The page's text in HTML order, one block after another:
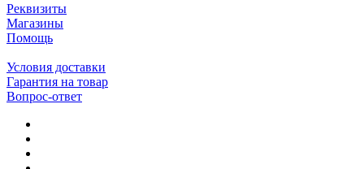
Реквизиты
Магазины
Помощь
Условия доставки
Гарантия на товар
Вопрос-ответ